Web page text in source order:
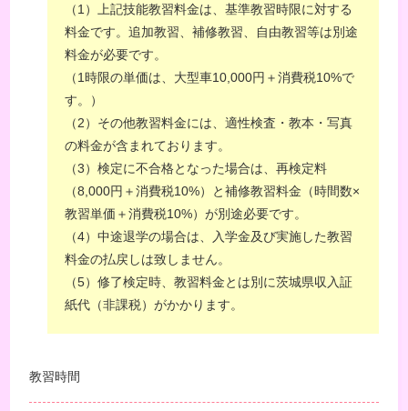
（1）上記技能教習料金は、基準教習時限に対する
料金です。追加教習、補修教習、自由教習等は別途
料金が必要です。
（1時限の単価は、大型車10,000円＋消費税10%で
す。）
（2）その他教習料金には、適性検査・教本・写真
の料金が含まれております。
（3）検定に不合格となった場合は、再検定料
（8,000円＋消費税10%）と補修教習料金（時間数×
教習単価＋消費税10%）が別途必要です。
（4）中途退学の場合は、入学金及び実施した教習
料金の払戻しは致しません。
（5）修了検定時、教習料金とは別に茨城県収入証
紙代（非課税）がかかります。
教習時間